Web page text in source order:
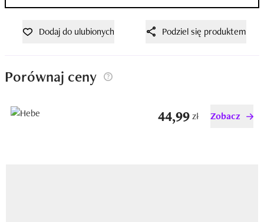
Dodaj do ulubionych Podziel się produktem
Porównaj ceny
44,99zł Zobacz